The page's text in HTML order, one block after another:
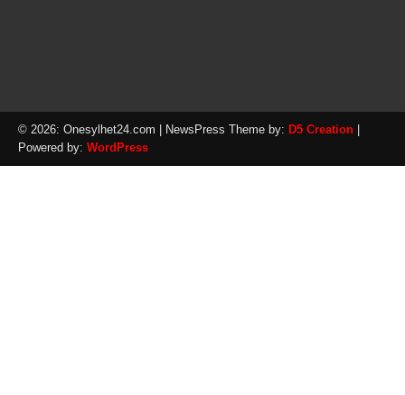
© 2026: Onesylhet24.com | NewsPress Theme by: D5 Creation
Powered by: WordPress